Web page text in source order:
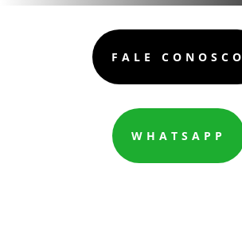
FALE CONOSCO
WHATSAPP